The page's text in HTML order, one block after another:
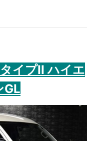
イプII ハイエ
GL